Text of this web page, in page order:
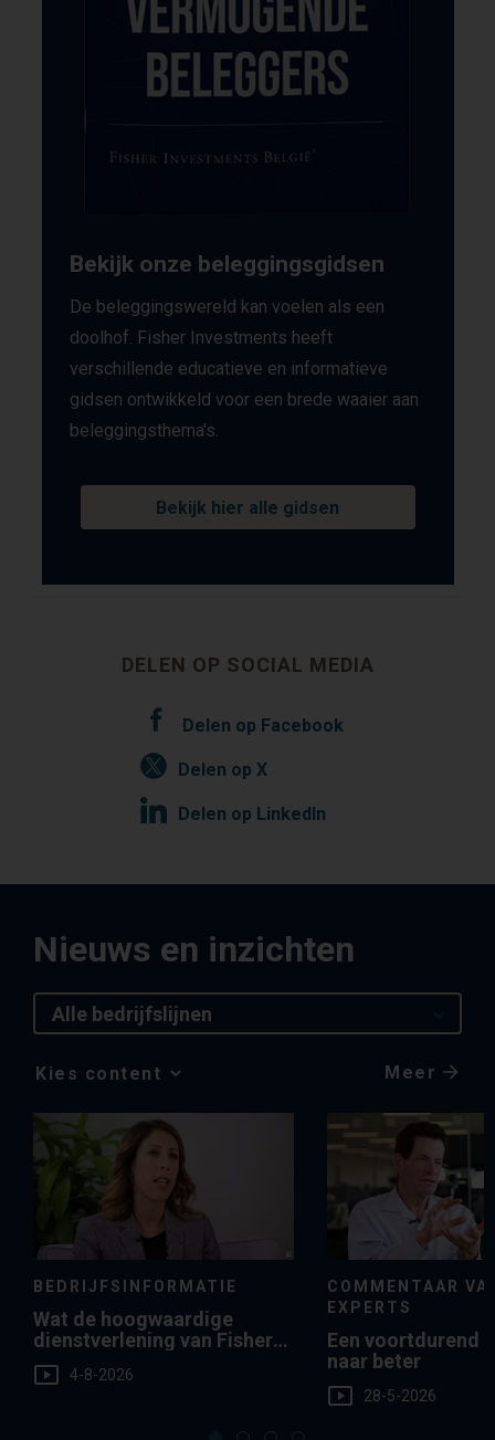
Bekijk onze beleggingsgidsen
De beleggingswereld kan voelen als een
doolhof. Fisher Investments heeft
verschillende educatieve en informatieve
gidsen ontwikkeld voor een brede waaier aan
beleggingsthema's.
Bekijk hier alle gidsen
DELEN OP SOCIAL MEDIA
Delen op Facebook
Delen op X
Delen op LinkedIn
Nieuws en inzichten
Alle bedrijfslijnen
Media
Choice
Meer
BEDRIJFSINFORMATIE
Wat de hoogwaardige
dienstverlening van Fisher
Investments Europe voor u
kan betekenen
4-8-2026
COMMENTAAR
EXPERTS
Een voortdurend
naar beter
28-5-2026